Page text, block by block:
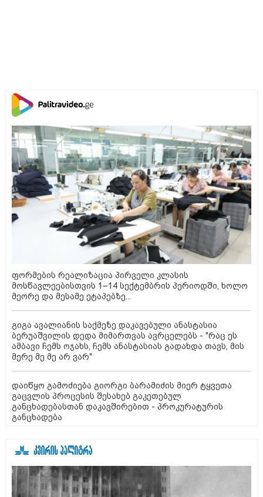
ფორმების რეალიზაცია პირველი კლასის
მოსწავლეებისთვის 1–14 სექტემბრის პერიოდში, ხოლო
მეორე და მესამე ეტაპებზე...
გიგა ავალიანის საქმეზე დაკავებული ანასტასია
ბერუაშვილის დედა მიმართვას ავრცელებს - "რაც ეს
ამბავი ჩემს ოჯახს, ჩემს ანასტასიას გადახდა თავს, მის
მერე მე მე არ ვარ"
დაიწყო გამოძიება გიორგი ბარამიძის მიერ ტყვეთა
გაცვლის პროცესის შესახებ გაკეთებულ
განცხადებასთან დაკავშირებით - პროკურატურის
განცხადება